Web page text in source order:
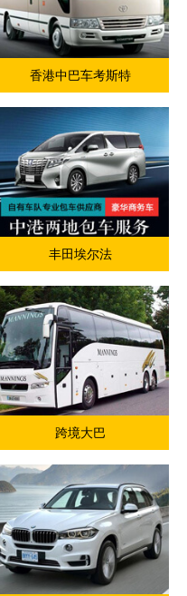
香港中巴车考斯特
丰田埃尔法
跨境大巴